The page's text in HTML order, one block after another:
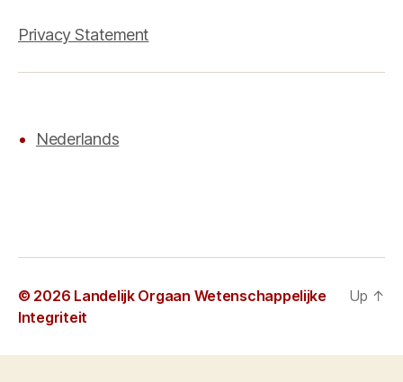
Privacy Statement
Nederlands
© 2026 Landelijk Orgaan Wetenschappelijke
Integriteit
Up ↑